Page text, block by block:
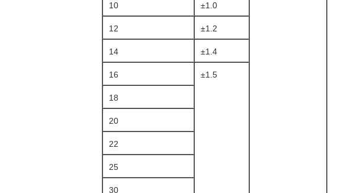
10 ±1.0
12 ±1.2
14 ±1.4
16 ±1.5
18
20
22
25
30